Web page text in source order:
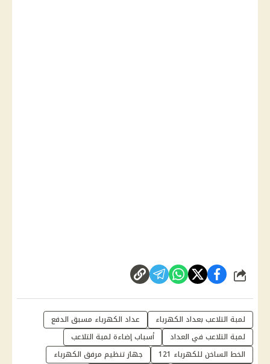
شارك
لمبة التلاعب بعداد الكهرباء
عداد الكهرباء مسبق الدفع
لمبة التلاعب في العداد
أسباب إضاءة لمبة التلاعب
الخط الساخن للكهرباء 121
جهاز تنظيم مرفق الكهرباء